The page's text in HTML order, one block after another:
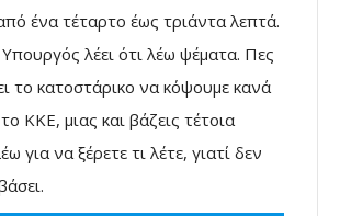
ένα τέταρτο έως τριάντα λεπτά.
λέει ότι λέω ψέματα. Πες
το κατοστάρικο να κόψουμε κανά
ΚΚΕ, μιας και βάζεις τέτοια
για να ξέρετε τι λέτε, γιατί δεν